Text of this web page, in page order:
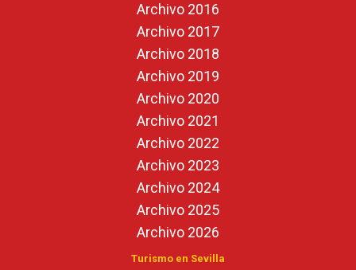
Archivo 2016
Archivo 2017
Archivo 2018
Archivo 2019
Archivo 2020
Archivo 2021
Archivo 2022
Archivo 2023
Archivo 2024
Archivo 2025
Archivo 2026
Turismo en Sevilla